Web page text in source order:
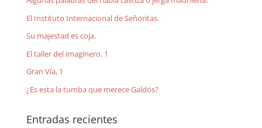
El Instituto Internacional de Señoritas.
Su majestad es coja.
El taller del imaginero. 1
Gran Vía, 1
¿Es esta la tumba que merece Galdós?
Entradas recientes